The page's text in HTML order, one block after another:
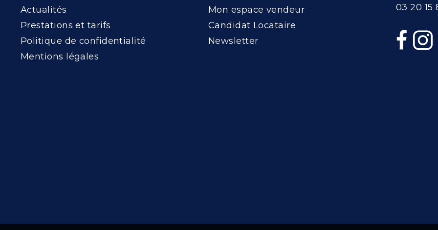
Actualités
Prestations et tarifs
Politique de confidentialité
Mentions légales
Mon espace vendeur
Candidat Locataire
Newsletter
03 20 15